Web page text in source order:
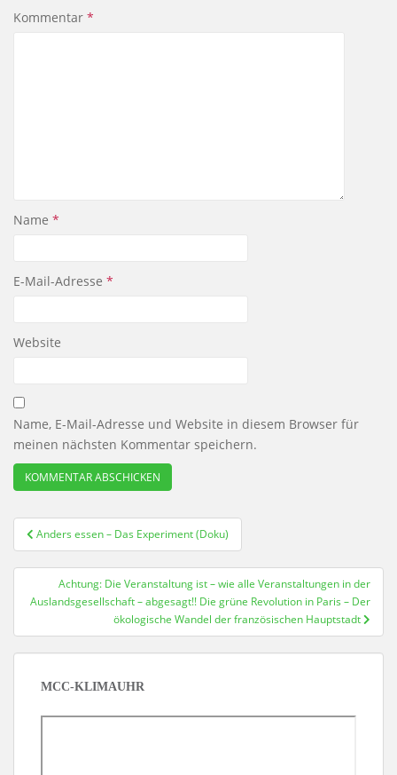
Kommentar *
Name *
E-Mail-Adresse *
Website
Name, E-Mail-Adresse und Website in diesem Browser für
meinen nächsten Kommentar speichern.
Beitragsnavigation
Anders essen – Das Experiment (Doku)
Achtung: Die Veranstaltung ist – wie alle Veranstaltungen in der
Auslandsgesellschaft – abgesagt!! Die grüne Revolution in Paris – Der
ökologische Wandel der französischen Hauptstadt
MCC-KLIMAUHR